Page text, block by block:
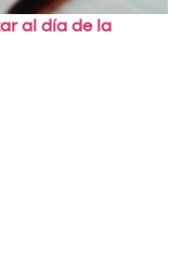
al día de la